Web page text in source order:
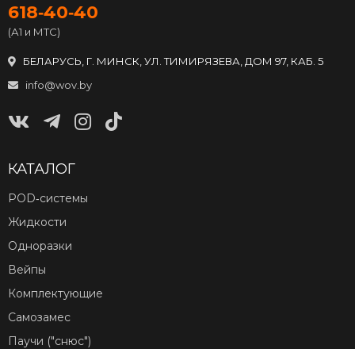
618‑40‑40
(А1 и МТС)
БЕЛАРУСЬ, Г. МИНСК, УЛ. ТИМИРЯЗЕВА, ДОМ 97, КАБ. 5
info@wov.by
КАТАЛОГ
POD‑системы
Жидкости
Одноразки
Вейпы
Комплектующие
Самозамес
Паучи ("снюс")